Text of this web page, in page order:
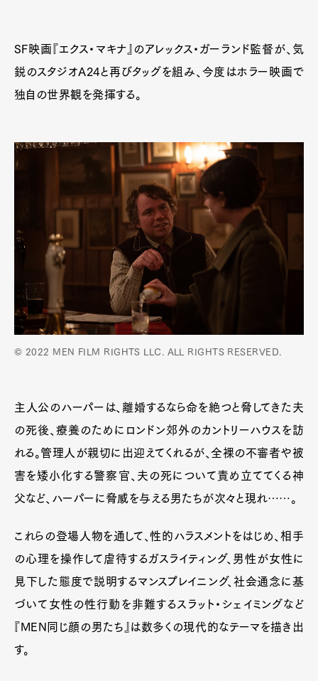
SF映画『エクス・マキナ』のアレックス・ガーランド監督が、気
鋭のスタジオA24と再びタッグを組み、今度はホラー映画で
独自の世界観を発揮する。
© 2022 MEN FILM RIGHTS LLC. ALL RIGHTS RESERVED.
主人公のハーパーは、離婚するなら命を絶つと脅してきた夫
の死後、療養のためにロンドン郊外のカントリーハウスを訪
れる。管理人が親切に出迎えてくれるが、全裸の不審者や被
害を矮小化する警察官、夫の死について責め立ててくる神
父など、ハーパーに脅威を与える男たちが次々と現れ……。
これらの登場人物を通して、性的ハラスメントをはじめ、相手
の心理を操作して虐待するガスライティング、男性が女性に
見下した態度で説明するマンスプレイニング、社会通念に基
づいて女性の性行動を非難するスラット・シェイミングなど
『MEN同じ顔の男たち』は数多くの現代的なテーマを描き出
す。